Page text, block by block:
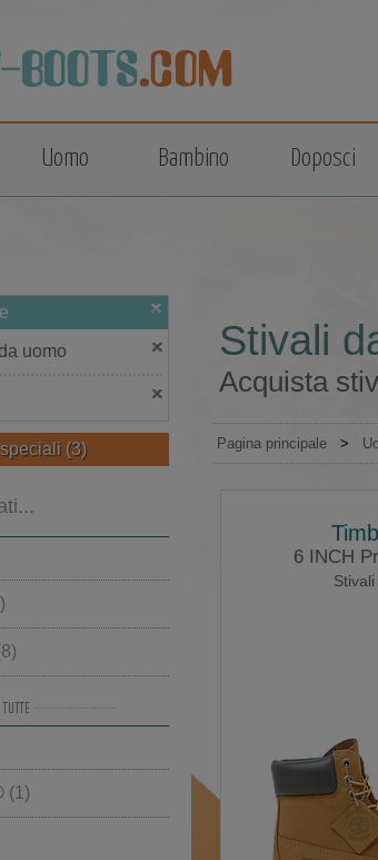
Uomo Bambino Doposci
uomo
(3)
(1)
Stivali
Acquista
Pagina principale >
6 INCH